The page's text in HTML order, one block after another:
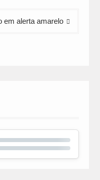
em alerta amarelo